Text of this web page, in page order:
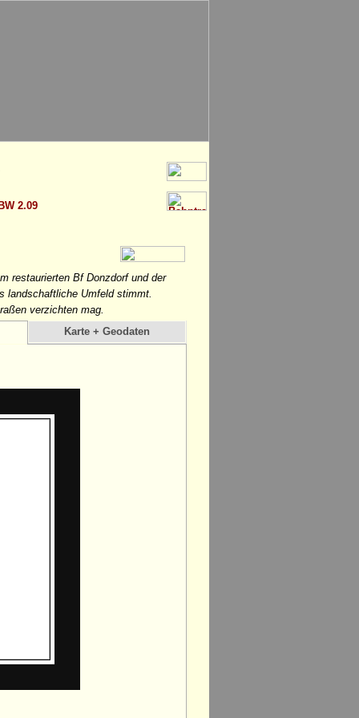
BW 2.09
restaurierten Bf Donzdorf und der
landschaftliche Umfeld stimmt.
verzichten mag.
Karte + Geodaten